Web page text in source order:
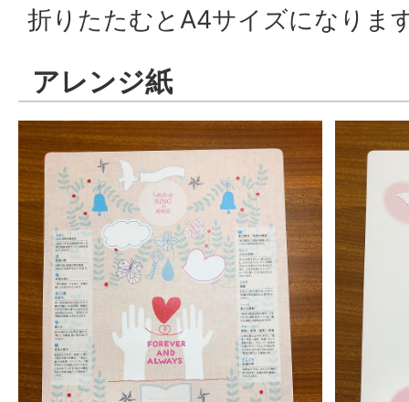
折りたたむとA4サイズになりま
アレンジ紙